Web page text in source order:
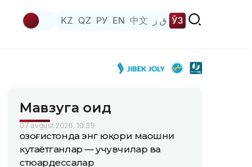
KZ QZ РУ EN 中文 ق ز ЎЗ
Мавзуга оид
07 avgust 2026, 10:39
Қозоғистонда энг юқори маошни
кутаётганлар — учувчилар ва
стюардессалар